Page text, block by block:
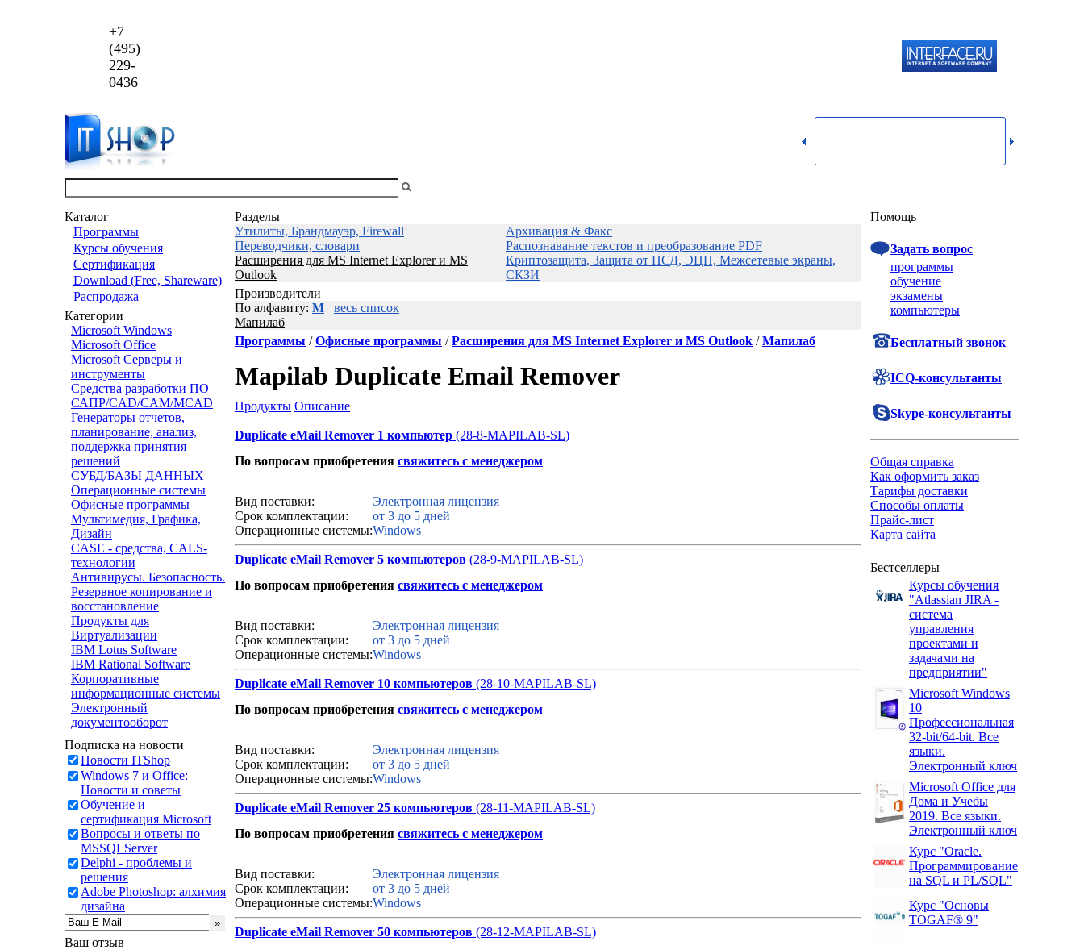
+7
(495)
229-
0436
Каталог
Программы
Курсы обучения
Сертификация
Download (Free, Shareware)
Распродажа
Категории
Microsoft Windows
Microsoft Office
Microsoft Серверы и
инструменты
Средства разработки ПО
САПР/CAD/CAM/MCAD
Генераторы отчетов,
планирование, анализ,
поддержка принятия
решений
СУБД/БАЗЫ ДАННЫХ
Операционные системы
Офисные программы
Мультимедия, Графика,
Дизайн
CASE - средства, CALS-
технологии
Антивирусы. Безопасность.
Резервное копирование и
восстановление
Продукты для
Виртуализации
IBM Lotus Software
IBM Rational Software
Корпоративные
информационные системы
Электронный
документооборот
Подписка на новости
Новости ITShop
Windows 7 и Office:
Новости и советы
Обучение и
сертификация Microsoft
Вопросы и ответы по
MSSQLServer
Delphi - проблемы и
решения
Adobe Photoshop: алхимия
дизайна
Ваш отзыв
Разделы
Утилиты, Брандмауэр, Firewall
Архивация & Факс
Переводчики, словари
Распознавание текстов и преобразование PDF
Расширения для MS Internet Explorer и MS
Outlook
Криптозащита, Защита от НСД, ЭЦП, Межсетевые экраны,
СКЗИ
Производители
По алфавиту: М
весь список
Мапилаб
Программы /Офисные программы /Расширения для MS Internet Explorer и MS Outlook /Мапилаб
Mapilab Duplicate Email Remover
Продукты Описание
Duplicate eMail Remover 1 компьютер (28-8-MAPILAB-SL)
По вопросам приобретения свяжитесь с менеджером
Вид поставки:
Электронная лицензия
Срок комплектации:
от 3 до 5 дней
Операционные системы:Windows
Duplicate eMail Remover 5 компьютеров (28-9-MAPILAB-SL)
По вопросам приобретения свяжитесь с менеджером
Вид поставки:
Электронная лицензия
Срок комплектации:
от 3 до 5 дней
Операционные системы:Windows
Duplicate eMail Remover 10 компьютеров (28-10-MAPILAB-SL)
По вопросам приобретения свяжитесь с менеджером
Вид поставки:
Электронная лицензия
Срок комплектации:
от 3 до 5 дней
Операционные системы:Windows
Duplicate eMail Remover 25 компьютеров (28-11-MAPILAB-SL)
По вопросам приобретения свяжитесь с менеджером
Вид поставки:
Электронная лицензия
Срок комплектации:
от 3 до 5 дней
Операционные системы:Windows
Duplicate eMail Remover 50 компьютеров (28-12-MAPILAB-SL)
Помощь
Задать вопрос
программы
обучение
экзамены
компьютеры
Бесплатный звонок
ICQ-консультанты
Skype-консультанты
Общая справка
Как оформить заказ
Тарифы доставки
Способы оплаты
Прайс-лист
Карта сайта
Бестселлеры
Курсы обучения
"Atlassian JIRA -
система
управления
проектами и
задачами на
предприятии"
Microsoft Windows
10
Профессиональная
32-bit/64-bit. Все
языки.
Электронный ключ
Microsoft Office для
Дома и Учебы
2019. Все языки.
Электронный ключ
Курс "Oracle.
Программирование
на SQL и PL/SQL"
Курс "Основы
TOGAF® 9"